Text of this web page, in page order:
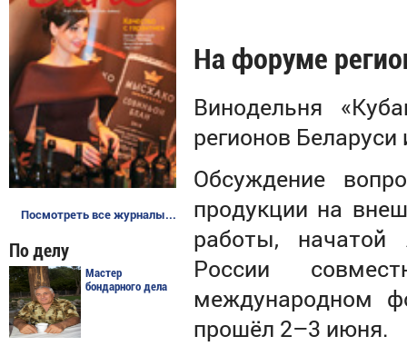
Посмотреть все журналы...
По делу
Мастер
бондарного дела
На форуме
Винодельня
регионов
Обсуждение
продукции на
работы, начатой
России
международном
прошёл 2–3 июня.